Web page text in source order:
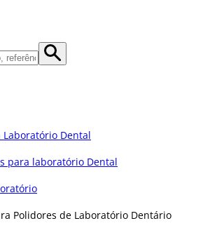
Dental
para laboratório Dental
Polidores de Laboratório Dentário